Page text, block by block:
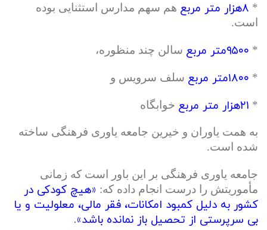
* ۸هزار متر مربع
هم سهم مدارس استثنایی بوده
است.
* ۹۵۰۰متر مربع سالن چند منظوره،
* ۱۸۰۰متر مربع سلف سرویس و
* ۲۱هزار متر مربع خوابگاه
به همت یاوران و خیرین جامعه یاوری فرهنگی ساخته
شده است.
جامعه یاوری فرهنگی بر این باور است که زمانی
مأموریتش را درست انجام داده که: «هیچ کودکی در
کشور به دلیل کمبود امكانات، فقر مالی، معلولیت و یا
بی سرپرستی از تحصیل باز نمانده باشد».